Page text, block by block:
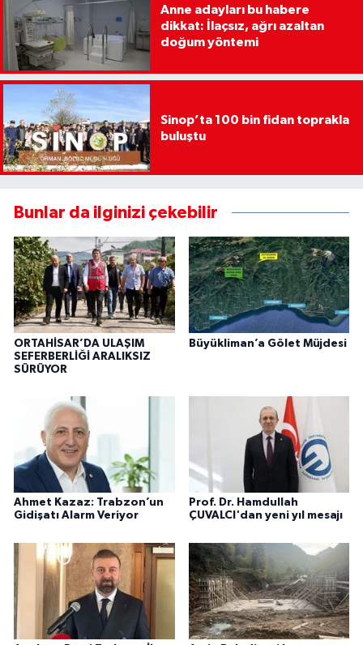
Anne adayları bu habere
dikkat: İlaçsız, ağrı azaltan
doğum yöntemi
Sinop’ta 100 bin fidan toprakla
buluştu
Bunlar da ilginizi çekebilir
ORTAHİSAR’DA ULAŞIM
SEFERBERLİĞİ ARALIKSIZ
SÜRÜYOR
Büyükliman’a Gölet Müjdesi
Ahmet Kazaz: Trabzon’un
Gidişatı Alarm Veriyor
Prof. Dr. Hamdullah
ÇUVALCI'dan yeni yıl mesajı